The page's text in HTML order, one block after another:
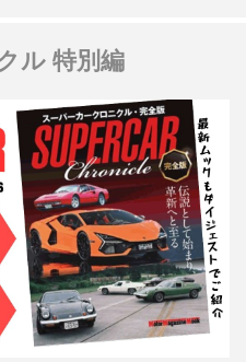
ル 特別編